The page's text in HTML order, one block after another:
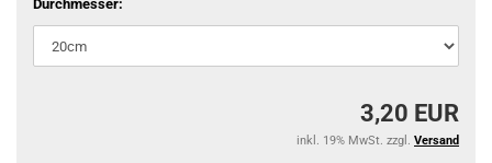
Durchmesser:
3,20 EUR
inkl. 19% MwSt. zzgl. Versand